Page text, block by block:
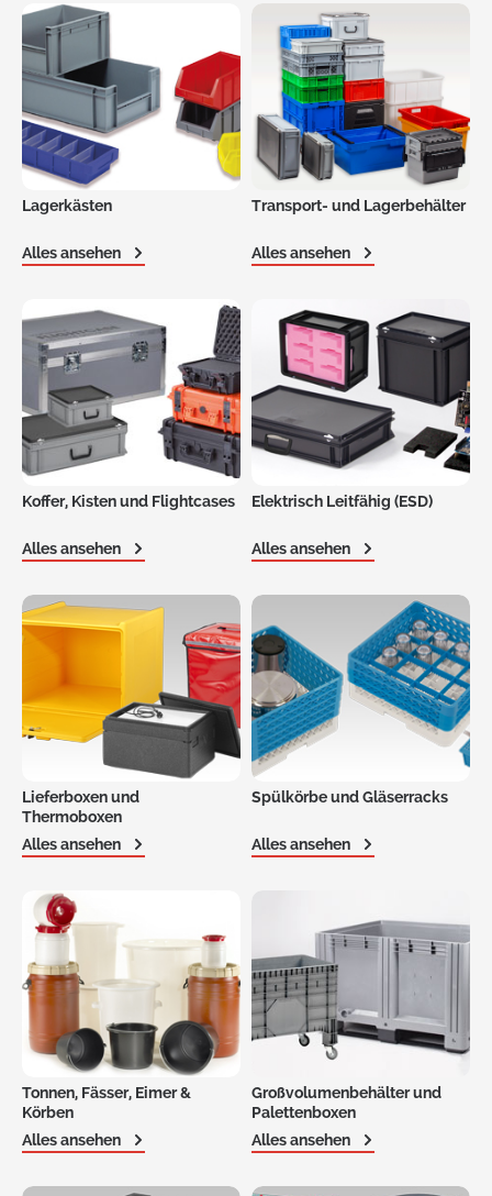
Lagerkästen
Alles ansehen
Transport- und Lagerbehälter
Alles ansehen
Koffer, Kisten und Flightcases
Alles ansehen
Elektrisch Leitfähig (ESD)
Alles ansehen
Lieferboxen und
Thermoboxen
Alles ansehen
Spülkörbe und Gläserracks
Alles ansehen
Tonnen, Fässer, Eimer &
Körben
Alles ansehen
Großvolumenbehälter und
Palettenboxen
Alles ansehen